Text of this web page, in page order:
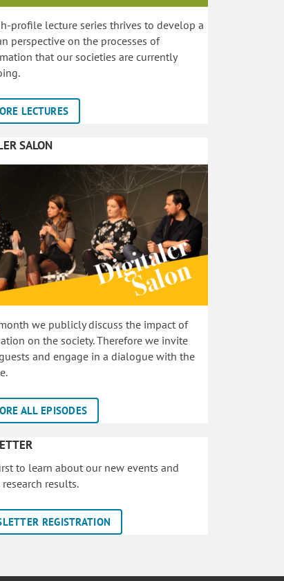
profile lecture series thrives to develop a
perspective on the processes of
that our societies are currently
LECTURES
SALON
we publicly discuss the impact of
on the society. Therefore we invite
and engage in a dialogue with the
ALL EPISODES
to learn about our new events and
results.
REGISTRATION